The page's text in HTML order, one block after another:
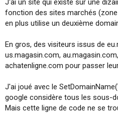
s
s
n
fonction des sites marchés
en plus utilise un deuxième
En gros, des visiteurs issus de
us.magasin.com,
achatenligne.com pour passer
J'ai joué avec le
google considère tous les sous-
Mais cette ligne de code ne se